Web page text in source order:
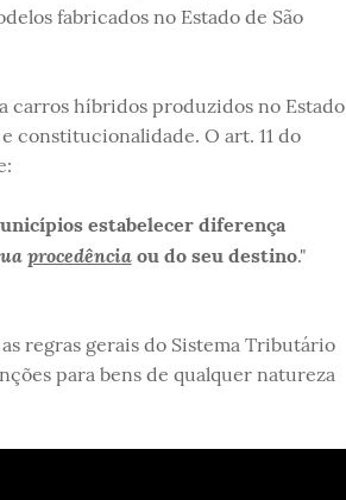
fabricados no Estado de São
carros híbridos produzidos no Estado
constitucionalidade. O art. 11 do
estabelecer diferença
procedênciaou do seu destino."
regras gerais do Sistema Tributário
para bens de qualquer natureza